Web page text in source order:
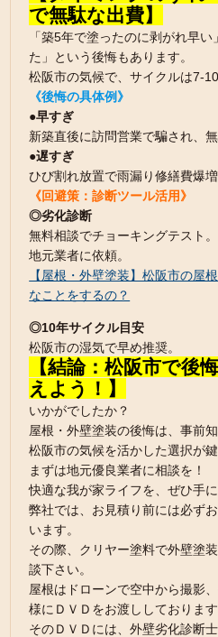
で無駄な出費】
「築5年で塗ったのに剥がれ早
た」という後悔もあります。
松阪市の気候で、サイクルは7-10
《後悔の具体例》
●早すぎ
新築直後に訪問営業で騙され、無
●遅すぎ
ひび割れ放置で雨漏り修繕費爆増
《回避策：診断ツール活用》
◎劣化診断
無料相談でチョーキングテスト。
地元業者に依頼。
【屋根・外壁塗装】松阪市の屋
なことをするの？
◎10年サイクル目安
松阪市の湿気で早め推奨。
【結論：松阪市で後
えよう！】
いかがでしたか？
屋根・外壁塗装の後悔は、事前
松阪市の気候を活かした選択が鍵
まずは地元優良業者に相談を！
快適な我が家ライフを、ぜひ手に
弊社では、お見積り前には必ず
います。
その際、クリヤー塗料で外壁塗
談下さい。
屋根はドローンで空中から撮影
様にＤＶＤをお渡ししております
そのＤＶＤには、外壁劣化診断